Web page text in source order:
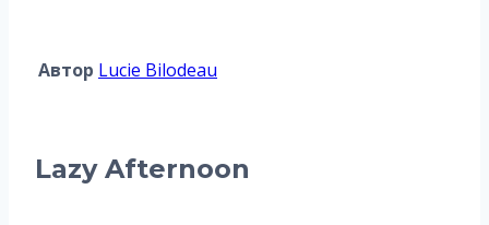
Автор Lucie Bilodeau
Lazy Afternoon